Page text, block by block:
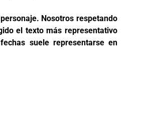
Nosotros respetando
el texto más representativo
suele representarse en